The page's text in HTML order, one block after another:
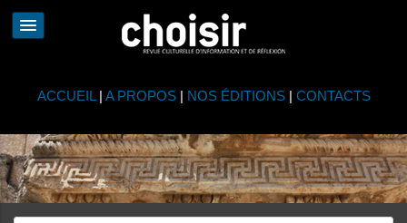
ACCUEIL | A PROPOS| NOS ÉDITIONS| CONTACTS